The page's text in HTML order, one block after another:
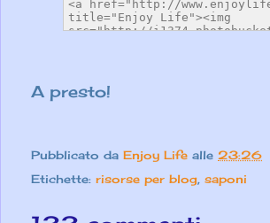
A presto!
Pubblicato da Enjoy Life alle 23:26
Etichette: risorse per blog, saponi